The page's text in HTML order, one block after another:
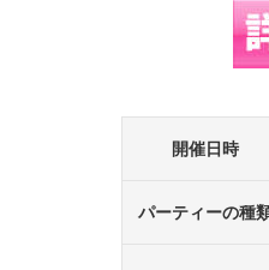
開催日時
パーティーの種